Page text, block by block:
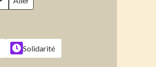
Solidarité